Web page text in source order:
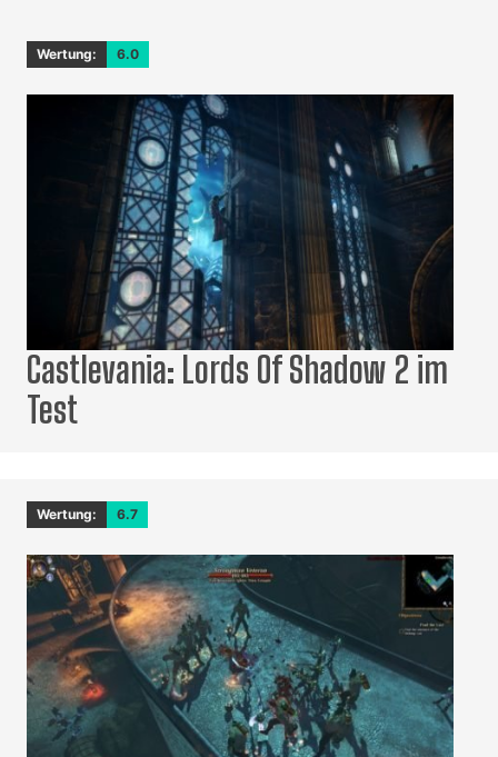
Wertung: 6.0
Castlevania: Lords Of Shadow 2 im
Test
Wertung: 6.7